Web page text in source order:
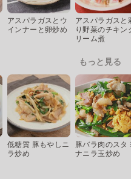
アスパラガスとウ
インナーと卵炒め
アスパラガスと
り野菜のチキン
リーム煮
もっと見る
低糖質 豚もやしニ
ラ炒め
豚バラ肉のスタ
ナニラ玉炒め